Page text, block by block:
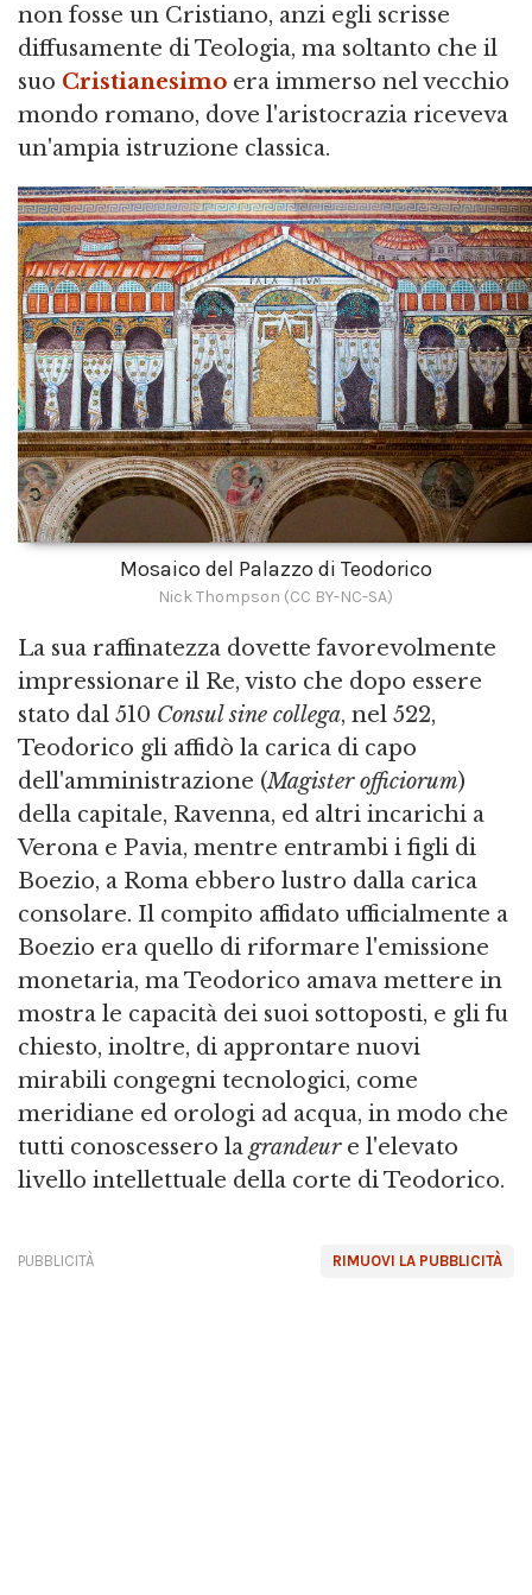
non fosse un Cristiano, anzi egli scrisse
diffusamente di Teologia, ma soltanto che il
suo Cristianesimo era immerso nel vecchio
mondo romano, dove l'aristocrazia riceveva
un'ampia istruzione classica.
Mosaico del Palazzo di Teodorico
Nick Thompson (CC BY-NC-SA)
La sua raffinatezza dovette favorevolmente
impressionare il Re, visto che dopo essere
stato dal 510 Consul sine collega, nel 522,
Teodorico gli affidò la carica di capo
dell'amministrazione (Magister officiorum)
della capitale, Ravenna, ed altri incarichi a
Verona e Pavia, mentre entrambi i figli di
Boezio, a Roma ebbero lustro dalla carica
consolare. Il compito affidato ufficialmente a
Boezio era quello di riformare l'emissione
monetaria, ma Teodorico amava mettere in
mostra le capacità dei suoi sottoposti, e gli fu
chiesto, inoltre, di approntare nuovi
mirabili congegni tecnologici, come
meridiane ed orologi ad acqua, in modo che
tutti conoscessero la grandeure l'elevato
livello intellettuale della corte di Teodorico.
RIMUOVI LA PUBBLICITÀ
PUBBLICITÀ